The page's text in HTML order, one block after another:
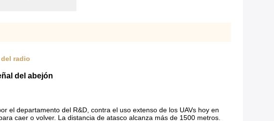
radio
del abejón
el departamento del R&D, contra el uso extenso de los UAVs hoy en
caer o volver. La distancia de atasco alcanza más de 1500 metros.